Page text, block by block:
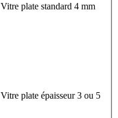
Vitre plate standard 4 mm